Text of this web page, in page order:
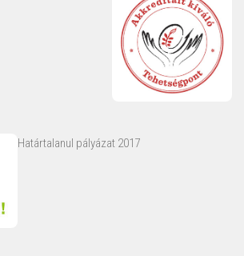
Határtalanul pályázat 2017